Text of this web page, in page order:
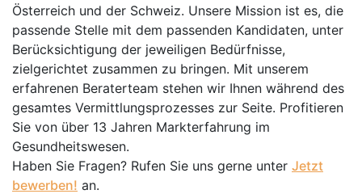
Österreich und der Schweiz. Unsere Mission ist es, die
passende Stelle mit dem passenden Kandidaten, unter
Berücksichtigung der jeweiligen Bedürfnisse,
zielgerichtet zusammen zu bringen. Mit unserem
erfahrenen Beraterteam stehen wir Ihnen während des
gesamtes Vermittlungsprozesses zur Seite. Profitieren
Sie von über 13 Jahren Markterfahrung im
Gesundheitswesen.
Haben Sie Fragen? Rufen Sie uns gerne unter Jetzt
bewerben! an.